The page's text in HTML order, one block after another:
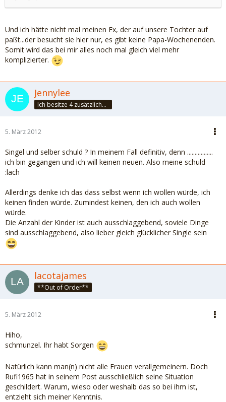
Und ich hätte nicht mal meinen Ex, der auf unsere Tochter auf
paßt...der besucht sie hier nur, es gibt keine Papa-Wochenenden.
Somit wird das bei mir alles noch mal gleich viel mehr
komplizierter.
Jennylee
Ich besitze 4 zusätzliche Sinne: Unsinn, Blödsinn, Schwachsinn & Wahnsinn
5. März 2012
Singel und selber schuld ? In meinem Fall definitiv, denn .................
ich bin gegangen und ich will keinen neuen. Also meine schuld
:lach
Allerdings denke ich das dass selbst wenn ich wollen würde, ich
keinen finden würde. Zumindest keinen, den ich auch wollen
würde.
Die Anzahl der Kinder ist auch ausschlaggebend, soviele Dinge
sind ausschlaggebend, also lieber gleich glücklicher Single sein
lacotajames
**Out of Order**
5. März 2012
Hiho,
schmunzel. Ihr habt Sorgen
Natürlich kann man(n) nicht alle Frauen verallgemeinern. Doch
Rufi1965 hat in seinem Post ausschließlich seine Situation
geschildert. Warum, wieso oder weshalb das so bei ihm ist,
entzieht sich meiner Kenntnis.